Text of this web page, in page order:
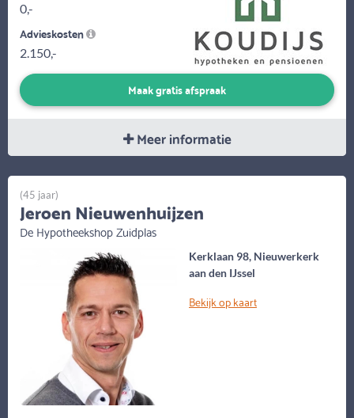
0,-
Advieskosten
2.150,-
Maak gratis afspraak
Meer informatie
Kerklaan 98, Nieuwerkerk
aan den IJssel
Bekijk op kaart
(45 jaar)
Jeroen Nieuwenhuijzen
De Hypotheekshop Zuidplas